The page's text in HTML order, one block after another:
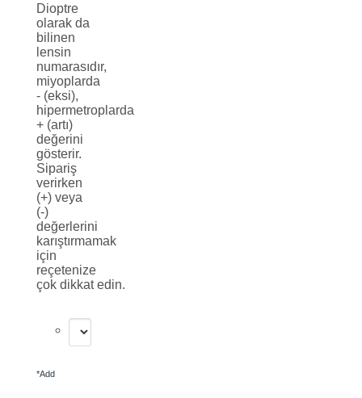
Dioptre
olarak da
bilinen
lensin
numarasıdır,
miyoplarda
- (eksi),
hipermetroplarda
+ (artı)
değerini
gösterir.
Sipariş
verirken
(+) veya
(-)
değerlerini
karıştırmamak
için
reçetenize
çok dikkat edin.
*Add